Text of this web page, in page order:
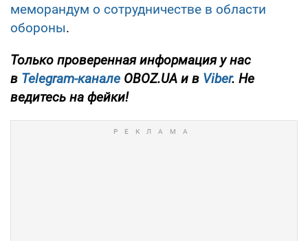
меморандум о сотрудничестве в области
обороны.
Только проверенная информация у нас
в Telegram-канале OBOZ.UA и в Viber. Не
ведитесь на фейки!